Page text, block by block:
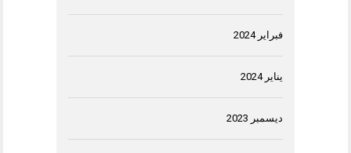
فبراير 2024
يناير 2024
ديسمبر 2023